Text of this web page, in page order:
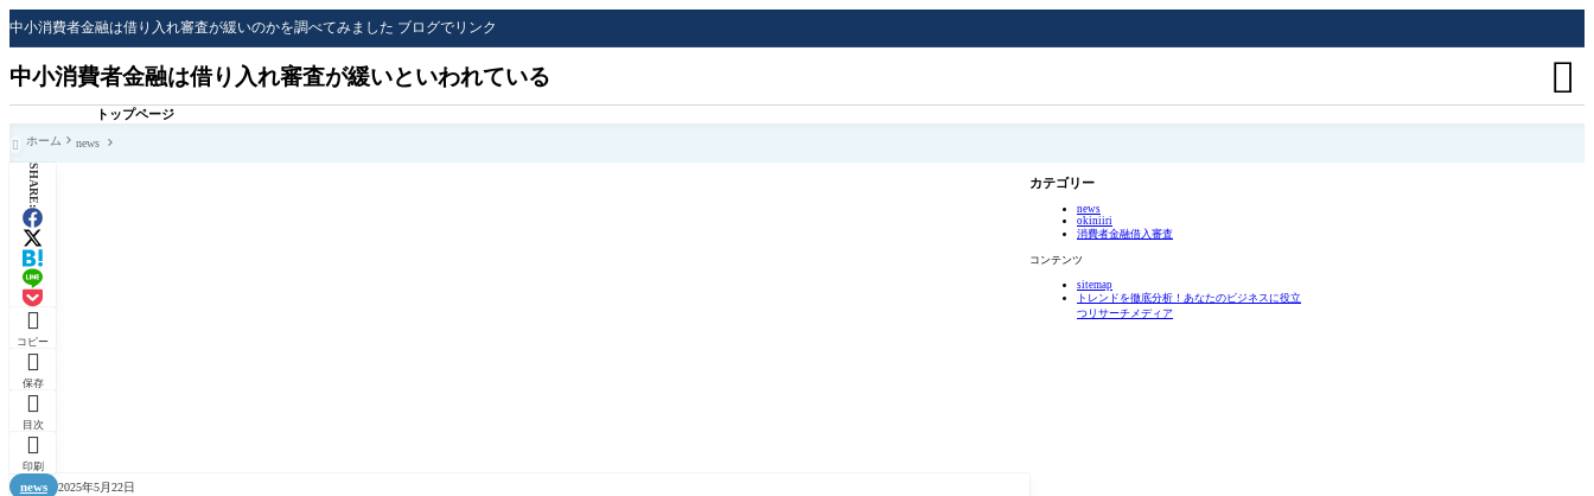
中小消費者金融は借り入れ審査が緩いのかを調べてみました ブログでリンク
中小消費者金融は借り入れ審査が緩いといわれている
トップページ

 ホーム news
SHARE:

コピー

保存

目次

印刷
news 2025年5月22日
カテゴリー
news
okiniiri
消費者金融借入審査
コンテンツ
sitemap
トレンドを徹底分析！あなたのビジネスに役立
つリサーチメディア